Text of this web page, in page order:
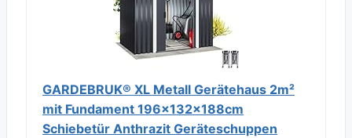
GARDEBRUK® XL Metall Gerätehaus 2m²
mit Fundament 196x132x188cm
Schiebetür Anthrazit Geräteschuppen